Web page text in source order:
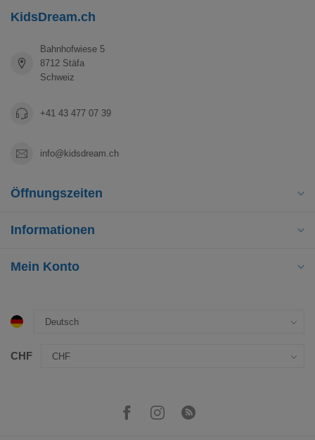
KidsDream.ch
Bahnhofwiese 5
8712 Stäfa
Schweiz
+41 43 477 07 39
info@kidsdream.ch
Öffnungszeiten
Informationen
Mein Konto
CHF